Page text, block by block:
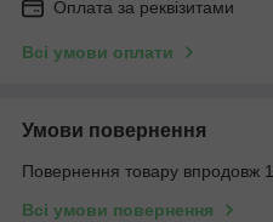
Оплата за реквізитами
Всі умови оплати
Умови повернення
Повернення товару впродовж
Всі умови повернення